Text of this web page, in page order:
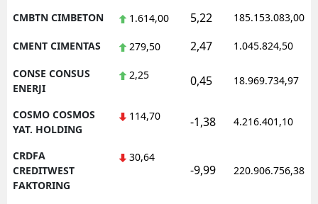
CMBTN CIMBETON 1.614,00 5,22 185.153.083,00
CMENT CIMENTAS 279,50 2,47 1.045.824,50
CONSE CONSUS
ENERJI
2,25 0,45 18.969.734,97
COSMO COSMOS
YAT. HOLDING
114,70 -1,38 4.216.401,10
CRDFA
CREDITWEST
FAKTORING
30,64
-9,99 220.906.756,38